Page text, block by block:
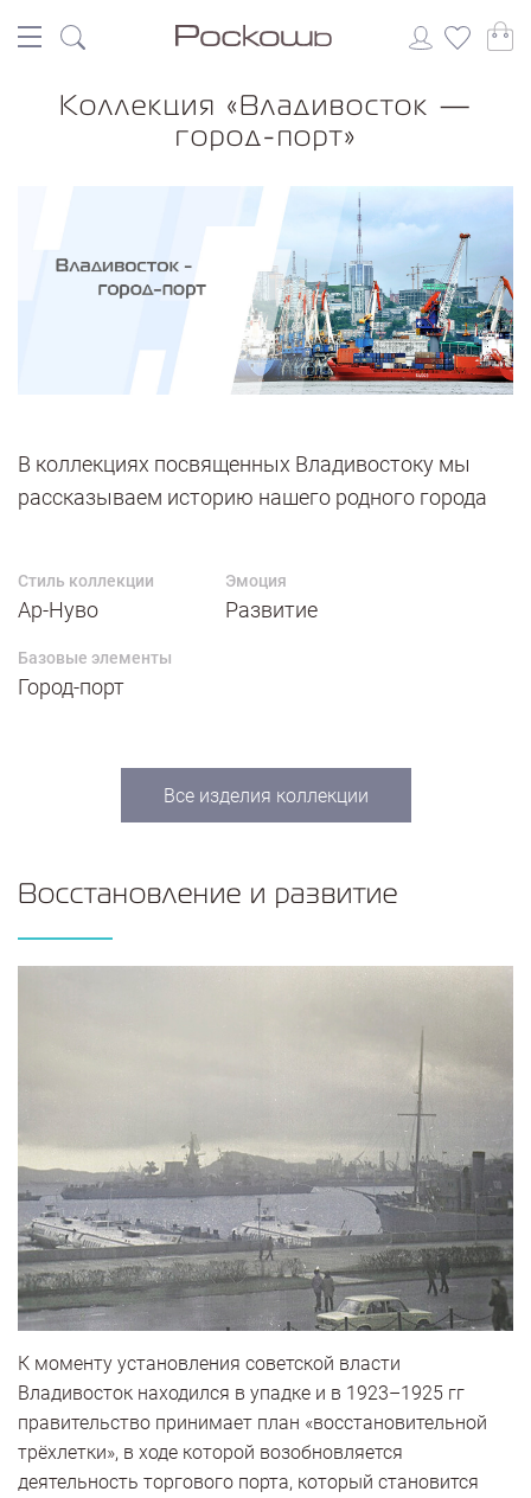
Коллекция «Владивосток —
город-порт»
В коллекциях посвященных Владивостоку мы
рассказываем историю нашего родного города
Стиль коллекции
Ар-Нуво
Эмоция
Развитие
Базовые элементы
Город-порт
Все изделия коллекции
Восстановление и развитие
К моменту установления советской власти
Владивосток находился в упадке и в 1923–1925 гг
правительство принимает план «восстановительной
трёхлетки», в ходе которой возобновляется
деятельность торгового порта, который становится